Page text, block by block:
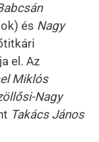
és Nagy
el. Az
Miklós
Nagy
Takács János